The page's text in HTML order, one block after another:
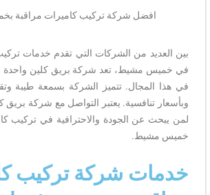
افضل شركة تركيب كاميرات مراقبة
بين العديد من الشركات التي تقدم خدمات
في خميس مشيط، تعد شركة بريق كلين
في هذا المجال. تتميز الشركة بسمعة طيبة
وبأسعار تنافسية. يعتبر التواصل مع شركة بريق
لمن يبحث عن الجودة والاحترافية في تركيب
خميس مشيط.
خدمات شركة تركيب